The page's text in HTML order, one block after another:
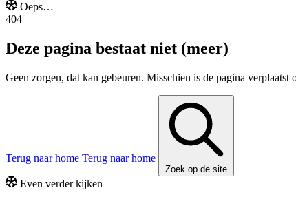
Oeps…
404
Deze pagina bestaat niet (meer)
Geen zorgen, dat kan gebeuren. Misschien is de pagina
Terug naar home Terug naar home
Zoek op de site
Even verder kijken